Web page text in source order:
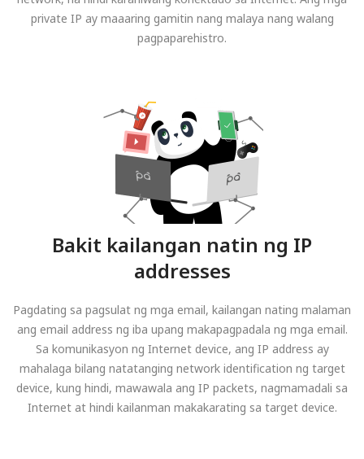
private IP ay maaaring gamitin nang malaya nang walang
pagpaparehistro.
Bakit kailangan natin ng IP
addresses
Pagdating sa pagsulat ng mga email, kailangan nating malaman
ang email address ng iba upang makapagpadala ng mga email.
Sa komunikasyon ng Internet device, ang IP address ay
mahalaga bilang natatanging network identification ng target
device, kung hindi, mawawala ang IP packets, nagmamadali sa
Internet at hindi kailanman makakarating sa target device.